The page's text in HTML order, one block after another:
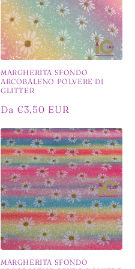
MARGHERITA SFONDO
ARCOBALENO POLVERE DI
GLITTER
Prezzo
listino
Da €3,50 EUR
MARGHERITA SFONDO